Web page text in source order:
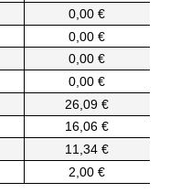
0,00 €
0,00 €
0,00 €
0,00 €
26,09 €
16,06 €
11,34 €
2,00 €